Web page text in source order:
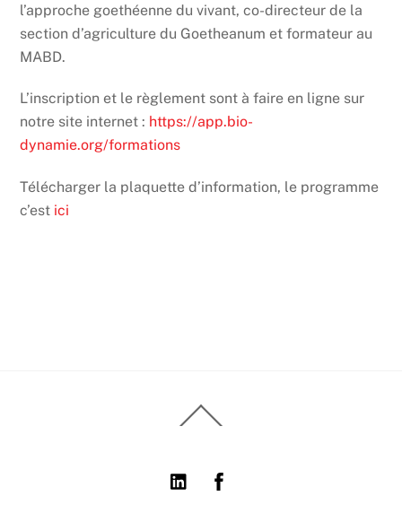
l’approche goethéenne du vivant, co-directeur de la
section d’agriculture du Goetheanum et formateur au
MABD.
L’inscription et le règlement sont à faire en ligne sur
notre site internet : https://app.bio-
dynamie.org/formations
Télécharger la plaquette d’information, le programme
c’est ici
To